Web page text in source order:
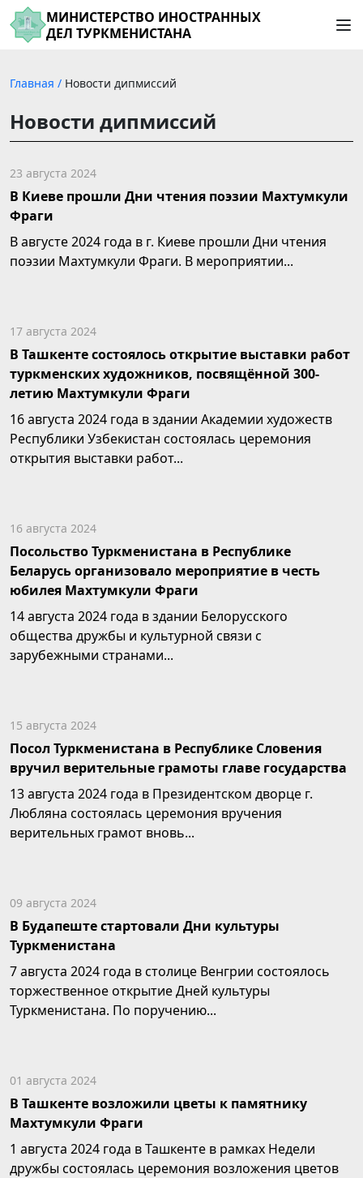
МИНИСТЕРСТВО ИНОСТРАННЫХ
ДЕЛ ТУРКМЕНИСТАНА
Главная / Новости дипмиссий
Новости дипмиссий
23 августа 2024
В Киеве прошли Дни чтения поэзии Махтумкули
Фраги
В августе 2024 года в г. Киеве прошли Дни чтения
поэзии Махтумкули Фраги. В мероприятии...
17 августа 2024
В Ташкенте состоялось открытие выставки работ
туркменских художников, посвящённой 300-
летию Махтумкули Фраги
16 августа 2024 года в здании Академии художеств
Республики Узбекистан состоялась церемония
открытия выставки работ...
16 августа 2024
Посольство Туркменистана в Республике
Беларусь организовало мероприятие в честь
юбилея Махтумкули Фраги
14 августа 2024 года в здании Белорусского
общества дружбы и культурной связи с
зарубежными странами...
15 августа 2024
Посол Туркменистана в Республике Словения
вручил верительные грамоты главе государства
13 августа 2024 года в Президентском дворце г.
Любляна состоялась церемония вручения
верительных грамот вновь...
09 августа 2024
В Будапеште стартовали Дни культуры
Туркменистана
7 августа 2024 года в столице Венгрии состоялось
торжественное открытие Дней культуры
Туркменистана. По поручению...
01 августа 2024
В Ташкенте возложили цветы к памятнику
Махтумкули Фраги
1 августа 2024 года в Ташкенте в рамках Недели
дружбы состоялась церемония возложения цветов